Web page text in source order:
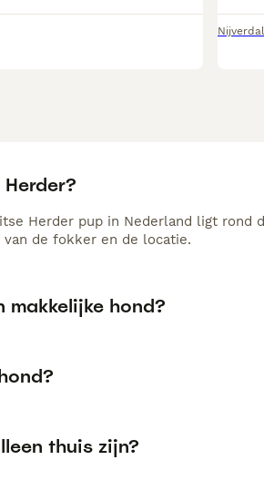
Nijverdal
Herder pup in Nederland ligt
de fokker en de locatie.
makkelijke hond?
thuis zijn?